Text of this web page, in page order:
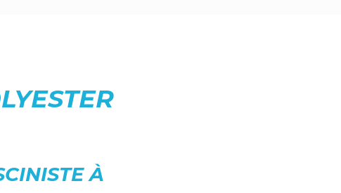
À